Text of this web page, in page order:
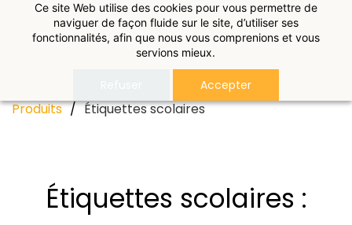
Ce site Web utilise des cookies pour vous permettre de
naviguer de façon fluide sur le site, d’utiliser ses
fonctionnalités, afin que nous vous comprenions et vous
servions mieux.
Accepter
Produits / Étiquettes scolaires
Étiquettes scolaires :